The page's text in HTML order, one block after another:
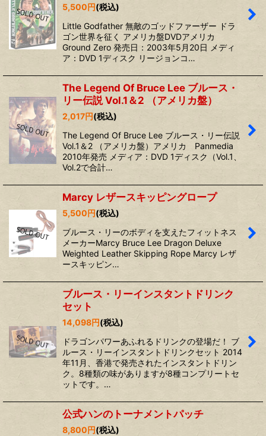
5,500円(税込)
Little Godfather 無敵のゴッドファーザー ドラ
ゴン世界を征く アメリカ盤DVDアメリカ
Ground Zero 発売日：2003年5月20日 メディ
ア：DVD 1ディスク リージョンコ…
The Legend Of Bruce Lee ブルース・
リー伝説 Vol.1＆2 （アメリカ盤）
2,017円(税込)
The Legend Of Bruce Lee ブルース・リー伝説
Vol.1＆2 （アメリカ盤）アメリカ Panmedia
2010年発売 メディア：DVD 1ディスク（Vol.1、
Vol.2で合計…
Marcy レザースキッピングロープ
5,500円(税込)
ブルース・リーのボディを支えたフィットネス
メーカーMarcy Bruce Lee Dragon Deluxe
Weighted Leather Skipping Rope Marcy レザ
ースキッピン…
ブルース・リーインスタントドリンク
セット
14,098円(税込)
ドラゴンパワーあふれるドリンクの登場だ！ ブ
ルース・リーインスタントドリンクセット 2014
年11月、香港で発売されたインスタントドリン
ク。8種類の味がありますが8種コンプリートセ
ットです。…
公式ハンのトーナメントパッチ
8,800円(税込)